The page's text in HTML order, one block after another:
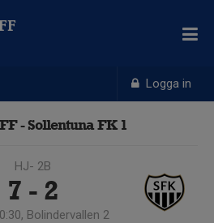
Logga in
- Sollentuna FK 1
HJ- 2B
7 - 2
Bolindervallen 2